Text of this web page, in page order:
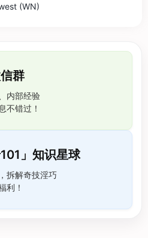
(WN)
群
内部经验
不错过！
101」知识星球
拆解奇技淫巧
利！